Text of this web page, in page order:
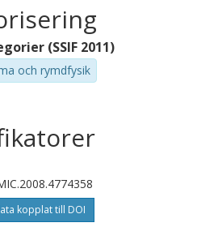
(SSIF 2011)
och rymdfysik
kopplat till DOI